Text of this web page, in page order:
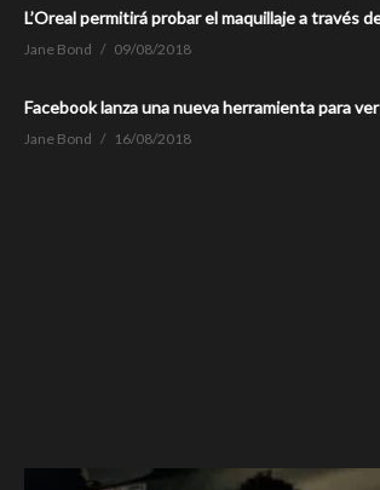
L’Oreal permitirá probar el maquillaje a través
Jane Bond 09/08/2018
Facebook lanza una nueva herramienta para
Jane Bond 16/08/2018